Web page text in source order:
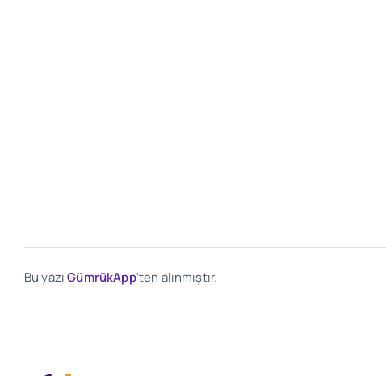
Bu yazıGümrükApp'ten alınmıştır.